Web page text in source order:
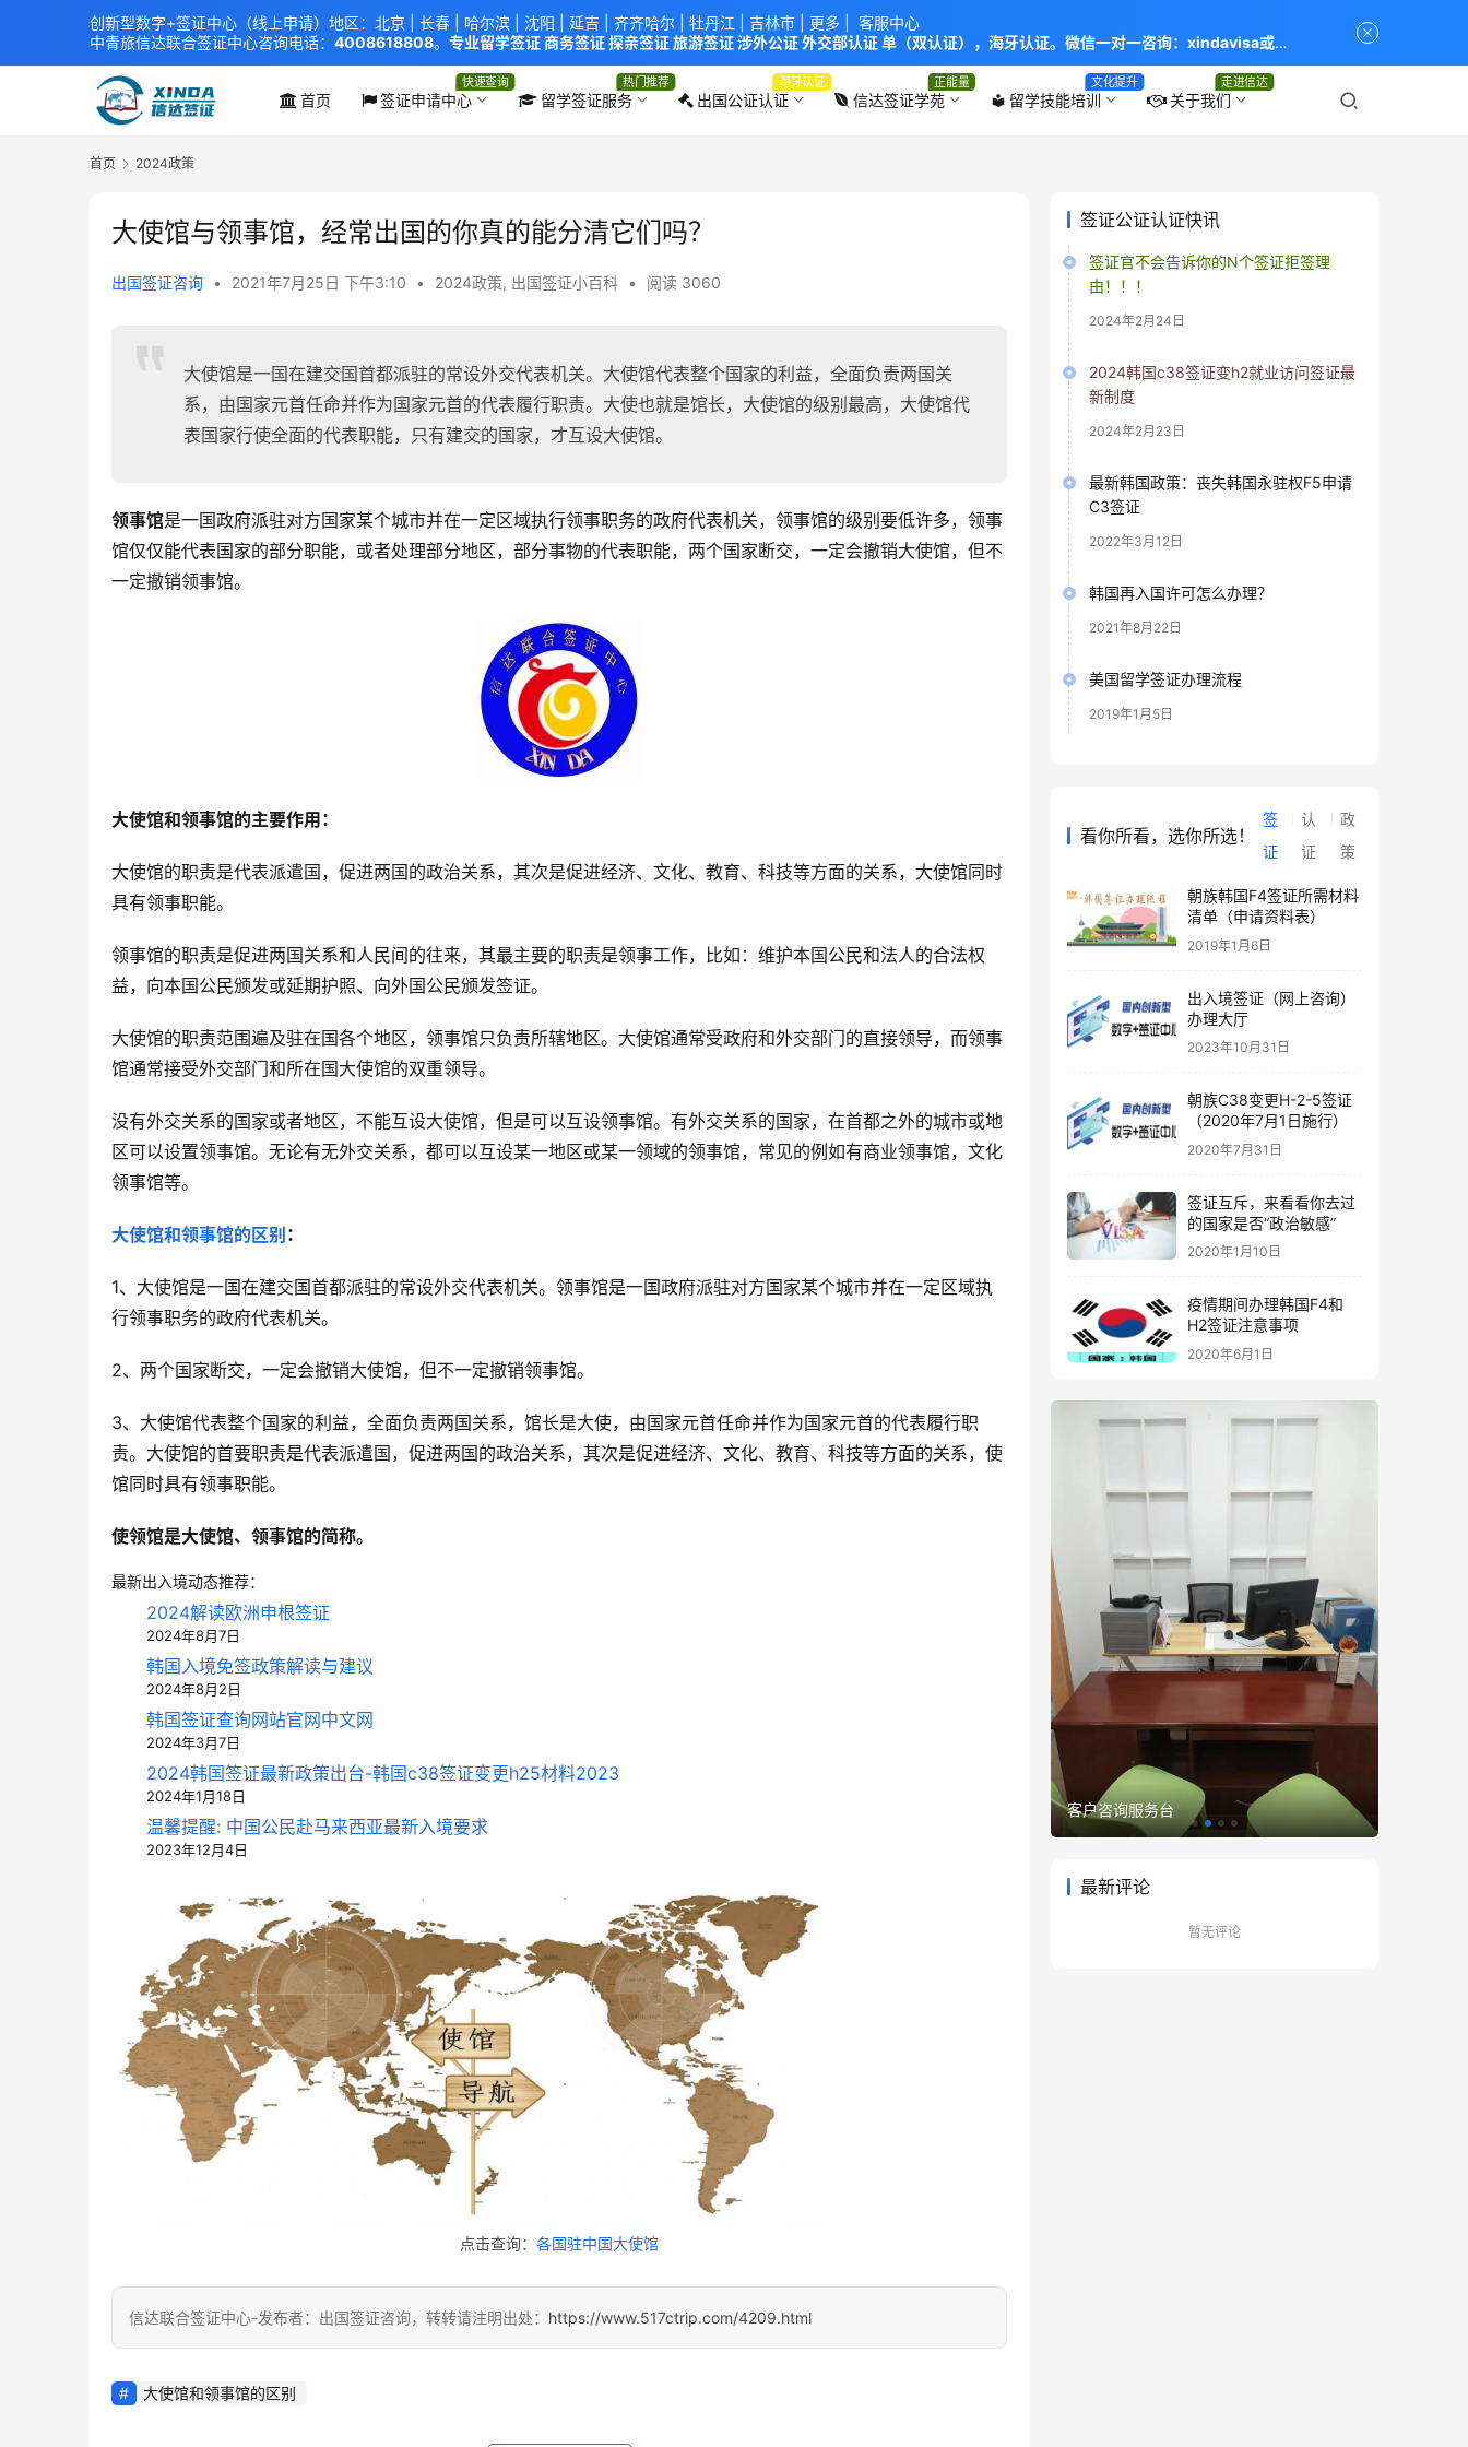
首页 签证申请中心
快速查询
留学签证服务
热门推荐
出国公证认证
海牙认证
信达签证学苑
正能量
local_library 留学技能培训
文化提升
关于我们
走进信达
首页 2024政策
大使馆与领事馆，经常出国的你真的能分清它们吗？
出国签证咨询 • 2021年7月25日 下午3:10 • 2024政策, 出国签证小百科 • 阅读 3060
大使馆是一国在建交国首都派驻的常设外交代表机关。大使馆代表整个国家的利益，全面负责两国关
系，由国家元首任命并作为国家元首的代表履行职责。大使也就是馆长，大使馆的级别最高，大使馆代
表国家行使全面的代表职能，只有建交的国家，才互设大使馆。
领事馆是一国政府派驻对方国家某个城市并在一定区域执行领事职务的政府代表机关，领事馆的级别要低许多，领事
馆仅仅能代表国家的部分职能，或者处理部分地区，部分事物的代表职能，两个国家断交，一定会撤销大使馆，但不
一定撤销领事馆。
大使馆和领事馆的主要作用：
大使馆的职责是代表派遣国，促进两国的政治关系，其次是促进经济、文化、教育、科技等方面的关系，大使馆同时
具有领事职能。
领事馆的职责是促进两国关系和人民间的往来，其最主要的职责是领事工作，比如：维护本国公民和法人的合法权
益，向本国公民颁发或延期护照、向外国公民颁发签证。
大使馆的职责范围遍及驻在国各个地区，领事馆只负责所辖地区。大使馆通常受政府和外交部门的直接领导，而领事
馆通常接受外交部门和所在国大使馆的双重领导。
没有外交关系的国家或者地区，不能互设大使馆，但是可以互设领事馆。有外交关系的国家，在首都之外的城市或地
区可以设置领事馆。无论有无外交关系，都可以互设某一地区或某一领域的领事馆，常见的例如有商业领事馆，文化
领事馆等。
大使馆和领事馆的区别 ：
1、大使馆是一国在建交国首都派驻的常设外交代表机关。领事馆是一国政府派驻对方国家某个城市并在一定区域执
行领事职务的政府代表机关。
2、两个国家断交，一定会撤销大使馆，但不一定撤销领事馆。
3、大使馆代表整个国家的利益，全面负责两国关系，馆长是大使，由国家元首任命并作为国家元首的代表履行职
责。大使馆的首要职责是代表派遣国，促进两国的政治关系，其次是促进经济、文化、教育、科技等方面的关系，使
馆同时具有领事职能。
使领馆是大使馆、领事馆的简称。
最新出入境动态推荐：
2024解读欧洲申根签证
2024年8月7日
韩国入境免签政策解读与建议
2024年8月2日
韩国签证查询网站官网中文网
2024年3月7日
2024韩国签证最新政策出台-韩国c38签证变更h25材料2023
2024年1月18日
温馨提醒: 中国公民赴马来西亚最新入境要求
2023年12月4日
点击查询： 各国驻中国大使馆
信达联合签证中心-发布者：出国签证咨询，转转请注明出处： https://www.517ctrip.com/4209.html
大使馆和领事馆的区别
签证公证认证快讯
签证官不会告诉你的N个签证拒签理
由！！！
2024年2月24日
2024韩国c38签证变h2就业访问签证最
新制度
2024年2月23日
最新韩国政策：丧失韩国永驻权F5申请
C3签证
2022年3月12日
韩国再入国许可怎么办理？
2021年8月22日
美国留学签证办理流程
2019年1月5日
看你所看，选你所选！
签
证
认
证
政
策
朝族韩国F4签证所需材料
清单（申请资料表）
2019年1月6日
出入境签证（网上咨询）
办理大厅
2023年10月31日
朝族C38变更H-2-5签证
（2020年7月1日施行）
2020年7月31日
签证互斥，来看看你去过
的国家是否“政治敏感”
2020年1月10日
疫情期间办理韩国F4和
H2签证注意事项
2020年6月1日
精心打造办公环境
最新评论
暂无评论
创新型数字+签证中心（线上申请）地区：北京 | 长春 哈尔滨 沈阳 延吉 | 齐齐哈尔 | 牡丹江 吉林市 | 更多 | 客服中心
中青旅信达联合签证中心咨询电话： 4008618808。 专业留学签证 商务签证 探亲签证 旅游签证 涉外公证 外交部认证 单（双认证），海牙认证。微信一对一咨询：xindavisa或
xindavisa01 免责声明：本站非政府网站，不隶属于大使馆！提供服务机构：信达出入境服务有限公司/中青国际旅行社有限公司.专业：留学签证 商务签证 探亲签证 旅游签证 涉外公证
外交部认证 单（双认证），海牙认证。